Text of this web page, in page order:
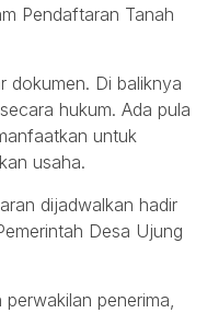
Pendaftaran Tanah
dokumen. Di baliknya
hukum. Ada pula
untuk
usaha.
dijadwalkan hadir
Desa Ujung
penerima,